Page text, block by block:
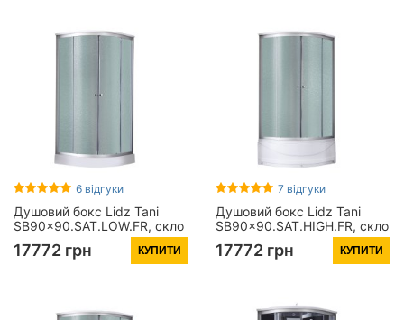
6 відгуки
Душовий бокс Lidz Tani
SB90x90.SAT.LOW.FR, скло
Frost 4 мм
17772 грн КУПИТИ
7 відгуки
Душовий бокс Lidz Tani
SB90x90.SAT.HIGH.FR, скло
Frost 4 мм
17772 грн КУПИТИ